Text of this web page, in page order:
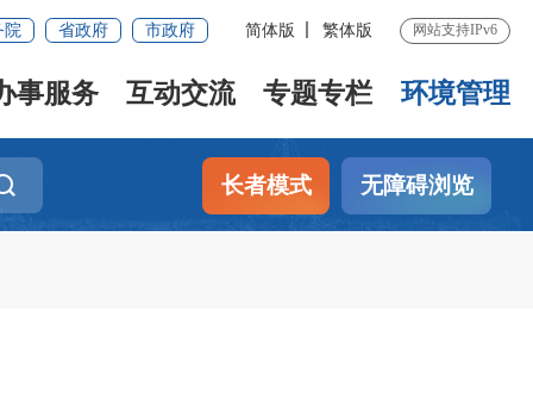
院 省政府 市政府 简体版 繁体版 网站支持IPv6
事服务 互动交流 专题专栏 环境管理
长者模式 无障碍浏览